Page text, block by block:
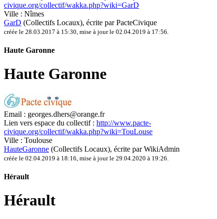
civique.org/collectif/wakka.php?wiki=GarD
Ville : Nîmes
GarD (Collectifs Locaux), écrite par PacteCivique
créée le 28.03.2017 à 15:30 mise à jour le 02.04.2019 à 17:56
Haute Garonne
Haute Garonne
Email : georges.dhers@orange.fr
Lien vers espace du collectif : http://www.pacte-
civique.org/collectif/wakka.php?wiki=TouLouse
Ville : Toulouse
HauteGaronne (Collectifs Locaux), écrite par WikiAdmin
créée le 02.04.2019 à 18:16 mise à jour le 29.04.2020 à 19:26
Hérault
Hérault